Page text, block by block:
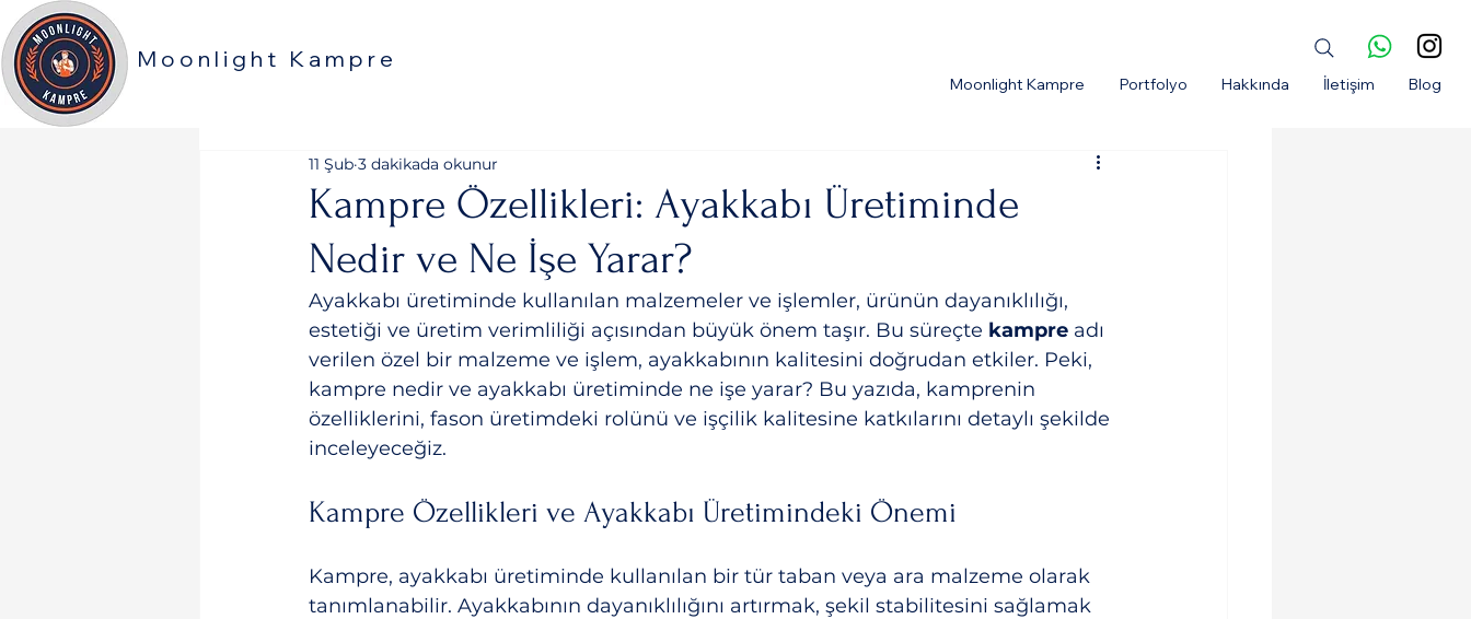
Moonlight Kampre
Moonlight Kampre Portfolyo Hakkında İletişim Blog
Kampre Özellikleri: Ayakkabı Üretiminde
Nedir ve Ne İşe Yarar?
11 Şub 3 dakikada okunur
Ayakkabı üretiminde kullanılan malzemeler ve işlemler, ürünün dayanıklılığı,
estetiği ve üretim verimliliği açısından büyük önem taşır. Bu süreçte kampre adı
verilen özel bir malzeme ve işlem, ayakkabının kalitesini doğrudan etkiler. Peki,
kampre nedir ve ayakkabı üretiminde ne işe yarar? Bu yazıda, kamprenin
özelliklerini, fason üretimdeki rolünü ve işçilik kalitesine katkılarını detaylı şekilde
inceleyeceğiz.
Kampre Özellikleri ve Ayakkabı Üretimindeki Önemi
Kampre, ayakkabı üretiminde kullanılan bir tür taban veya ara malzeme olarak
tanımlanabilir. Ayakkabının dayanıklılığını artırmak, şekil stabilitesini sağlamak